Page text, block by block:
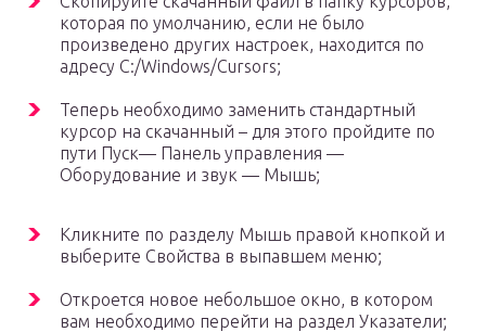
которая по умолчанию, если не было
произведено других настроек, находится по
адресу C:/Windows/Cursоrs;
Теперь необходимо заменить стандартный
курсор на скачанный – для этого пройдите по
пути Пуск— Панель управления —
Оборудование и звук — Мышь;
Кликните по разделу Мышь правой кнопкой и
выберите Свойства в выпавшем меню;
Откроется новое небольшое окно, в котором
вам необходимо перейти на раздел Указатели;